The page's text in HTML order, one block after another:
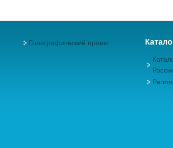
Голографический проект